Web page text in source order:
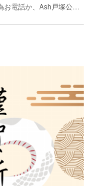
お電話か、Ash戸塚公…